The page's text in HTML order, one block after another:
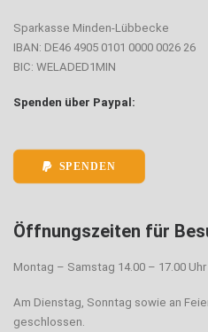
Sparkasse Minden-Lübbecke
IBAN: DE46 4905 0101 0000 0026 26
BIC: WELADED1MIN
Spenden über Paypal:
SPENDEN
Öffnungszeiten für
Montag – Samstag 14.00 – 17.00 Uhr
Am Dienstag, Sonntag sowie an
geschlossen.